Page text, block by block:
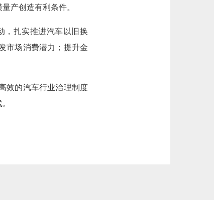
产创造有利条件。
，扎实推进汽车以旧换
市场消费潜力；提升金
效的汽车行业治理制度